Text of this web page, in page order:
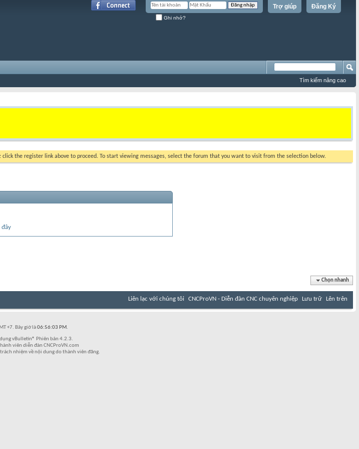
Đăng Ký
Trợ giúp
Ghi nhớ?
Tìm kiếm nâng cao
click the register link above to proceed. To start viewing messages, select the forum that you want to visit from the selection below.
đây
Chọn nhanh
Liên lạc với chúng tôi CNCProVN - Diễn đàn CNC chuyên nghiệp Lưu trữ Lên trên
+7. Bây giờ là06:56:03 PM.
vBulletin® Phiên bản 4.2.3.
viên diễn đàn CNCProVN.com
nhiệm về nội dung do thành viên đăng.